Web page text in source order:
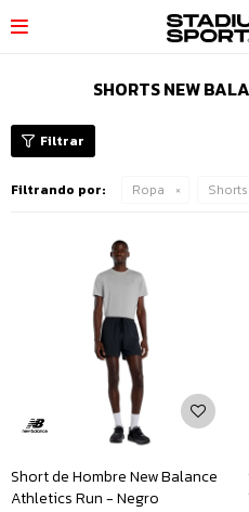

SHORTS NEW
Filtrando por: Ropa Shorts
Short de Hombre New Balance
Athletics Run - Negro